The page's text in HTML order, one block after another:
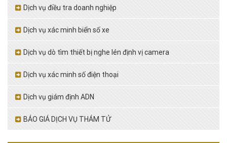
Dịch vụ điều tra doanh nghiệp
Dịch vụ xác minh biển số xe
Dịch vụ dò tìm thiết bị nghe lén định vị camera
Dịch vụ xác minh số điện thoại
Dịch vụ giám định ADN
BÁO GIÁ DỊCH VỤ THÁM TỬ